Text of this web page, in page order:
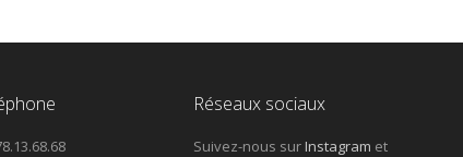
Réseaux sociaux
Suivez-nous surInstagram et